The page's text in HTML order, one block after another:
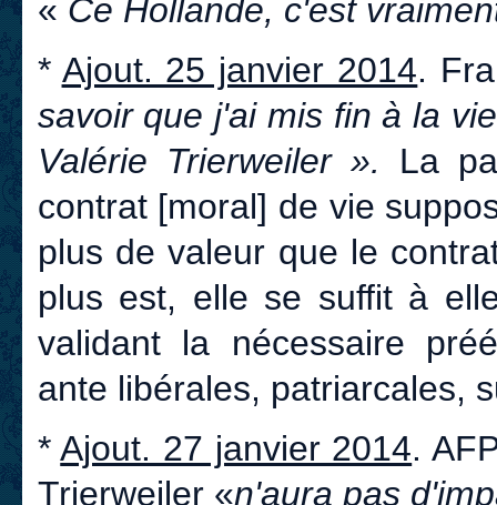
« Ce Hollande, c'est
* Ajout. 25 janvier 2014.
savoir que j'ai mis fin à la
Valérie Trierweiler ». La
contrat [moral] de vie
plus de valeur que le
plus est, elle se suffit à
validant la nécessaire
ante libérales, patriarcales,
*Ajout. 27 janvier 2014.
Trierweiler «n'aura pas